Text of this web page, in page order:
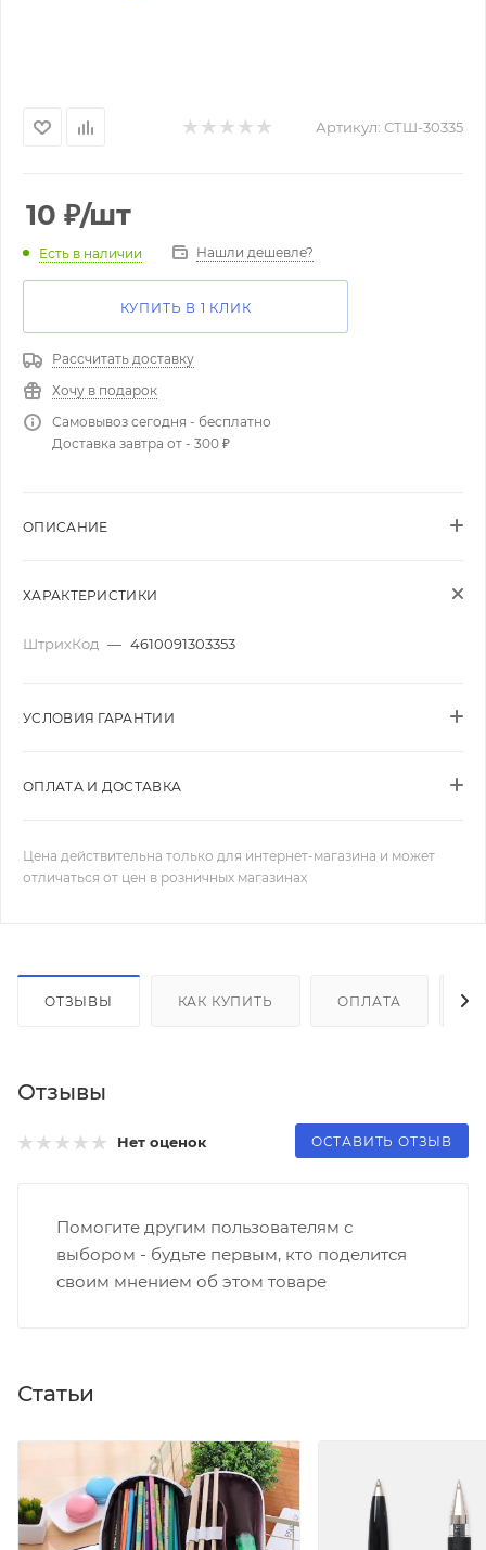
Артикул: СТШ-30335
10 ₽/шт
Есть в наличии Нашли дешевле?
КУПИТЬ В 1 КЛИК
Рассчитать доставку
Хочу в подарок
Самовывоз сегодня - бесплатно
Доставка завтра от - 300 ₽
ОПИСАНИЕ
ХАРАКТЕРИСТИКИ
ШтрихКод — 4610091303353
УСЛОВИЯ ГАРАНТИИ
ОПЛАТА И ДОСТАВКА
Цена действительна только для интернет-магазина и может
отличаться от цен в розничных магазинах
ОТЗЫВЫ КАК КУПИТЬ ОПЛАТА
Отзывы
Нет оценок ОСТАВИТЬ ОТЗЫВ
Помогите другим пользователям с
выбором - будьте первым, кто поделится
своим мнением об этом товаре
Статьи